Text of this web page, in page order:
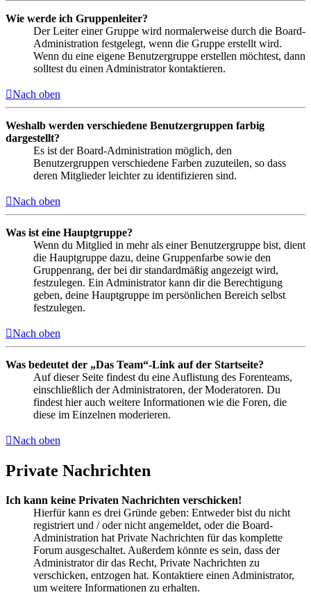
Wie werde ich Gruppenleiter?
Der Leiter einer Gruppe wird normalerweise durch die Board-
Administration festgelegt, wenn die Gruppe erstellt wird.
Wenn du eine eigene Benutzergruppe erstellen möchtest, dann
solltest du einen Administrator kontaktieren.
Nach oben
Weshalb werden verschiedene Benutzergruppen farbig
dargestellt?
Es ist der Board-Administration möglich, den
Benutzergruppen verschiedene Farben zuzuteilen, so dass
deren Mitglieder leichter zu identifizieren sind.
Nach oben
Was ist eine Hauptgruppe?
Wenn du Mitglied in mehr als einer Benutzergruppe bist, dient
die Hauptgruppe dazu, deine Gruppenfarbe sowie den
Gruppenrang, der bei dir standardmäßig angezeigt wird,
festzulegen. Ein Administrator kann dir die Berechtigung
geben, deine Hauptgruppe im persönlichen Bereich selbst
festzulegen.
Nach oben
Was bedeutet der „Das Team“-Link auf der Startseite?
Auf dieser Seite findest du eine Auflistung des Forenteams,
einschließlich der Administratoren, der Moderatoren. Du
findest hier auch weitere Informationen wie die Foren, die
diese im Einzelnen moderieren.
Nach oben
Private Nachrichten
Ich kann keine Privaten Nachrichten verschicken!
Hierfür kann es drei Gründe geben: Entweder bist du nicht
registriert und / oder nicht angemeldet, oder die Board-
Administration hat Private Nachrichten für das komplette
Forum ausgeschaltet. Außerdem könnte es sein, dass der
Administrator dir das Recht, Private Nachrichten zu
verschicken, entzogen hat. Kontaktiere einen Administrator,
um weitere Informationen zu erhalten.